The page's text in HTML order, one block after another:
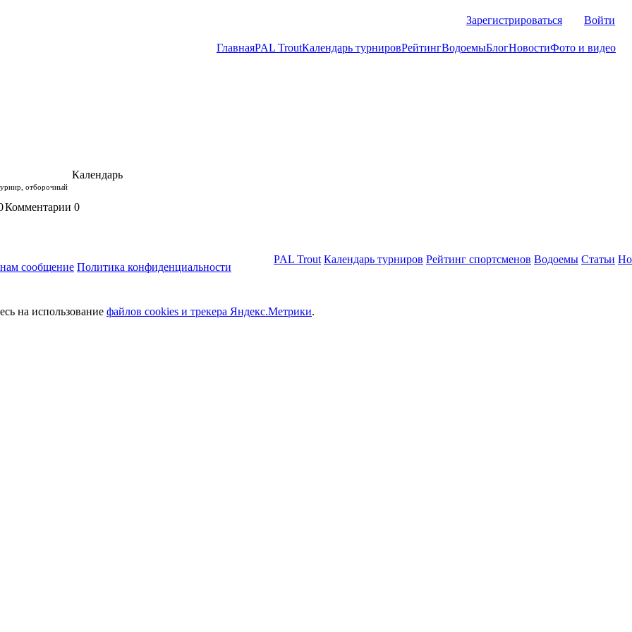
Зарегистрироваться Войти
ГлавнаяPAL TroutКалендарь турнировРейтингВодоемыБлогНовостиФото и видео
Календарь
отборочный
Комментарии 0
сообщение Политика конфиденциальности
PAL Trout Календарь турниров Рейтинг спортсменов Водоемы Статьи
на использование файлов cookies и трекера Яндекс.Метрики.